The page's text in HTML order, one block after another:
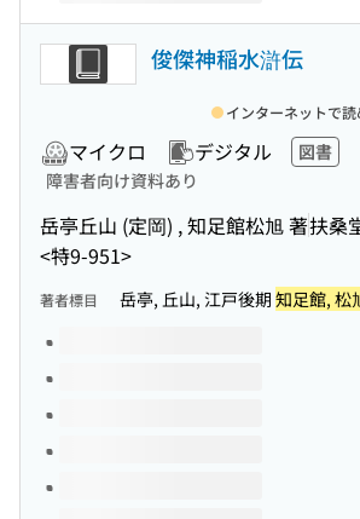
俊傑神稲水滸伝
マイクロ デジタル
図書
障害者向け資料あり
岳亭丘山 (定岡) , 知足館松旭 著扶桑
<特9-951>
インターネットで読
著者標目 岳亭, 丘山, 江戸後期 知足館, 松
このタイトルの巻号